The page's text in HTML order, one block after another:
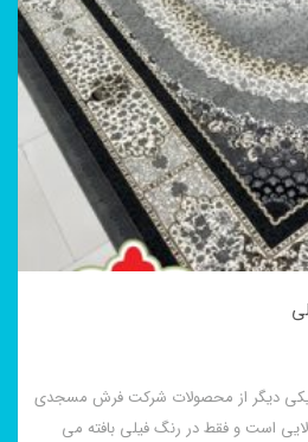
یکی دیگر از محصولات شرکت فرش مسجدی
است و فقط در رنگ فیلی بافته می